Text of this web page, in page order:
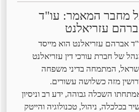
מחבר המאמר: עו"ד
עזריאלנט
אברהם עזריאלנט הוא מייסד
של חברת עורכי דין עזריאלנט
המתמחה בדיני משפחה
מזה כשלושה עשורים.
השכלה גבוהה, ידע רב וניסיון
בכלכלה, ניהול, טכנולוגיה והייטק